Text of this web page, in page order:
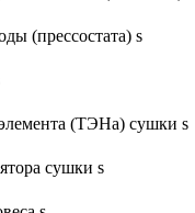
(прессостата) s
(ТЭНа) сушки s
сушки s